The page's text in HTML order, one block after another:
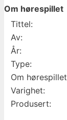
Om hørespillet
Tittel:
Av:
År:
Type:
Om
Varighet:
Produsert: